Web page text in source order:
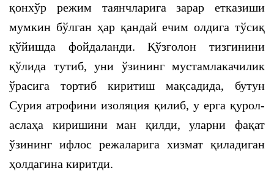
қонхўр режим таянчларига зарар етказиши
мумкин бўлган ҳар қандай ечим олдига тўсиқ
қўйишда фойдаланди. Қўзғолон тизгинини
қўлида тутиб, уни ўзининг мустамлакачилик
ўрасига тортиб киритиш мақсадида, бутун
Сурия атрофини изоляция қилиб, у ерга қурол-
аслаҳа киришини ман қилди, уларни фақат
ўзининг ифлос режаларига хизмат қиладиган
ҳолдагина киритди.